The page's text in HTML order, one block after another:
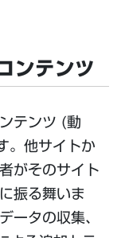
ンテンツ
テンツ (動
。他サイトか
がそのサイト
振る舞いま
ータの収集、